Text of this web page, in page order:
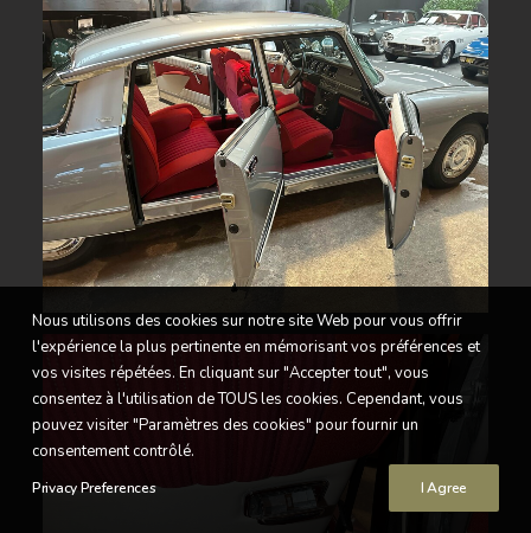
Nous utilisons des cookies sur notre site Web pour vous offrir
l'expérience la plus pertinente en mémorisant vos préférences et
vos visites répétées. En cliquant sur "Accepter tout", vous
consentez à l'utilisation de TOUS les cookies. Cependant, vous
pouvez visiter "Paramètres des cookies" pour fournir un
consentement contrôlé.
Privacy Preferences I Agree